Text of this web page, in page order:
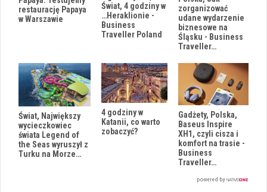
restaurację Papaya
w Warszawie
Świat, 4 godziny w
…Heraklionie -
Business
Traveller Poland
zorganizować
udane wydarzenie
biznesowe na
Śląsku - Business
Traveller…
Świat, Największy
wycieczkowiec
świata Legend of
the Seas wyruszył z
Turku na Morze…
4 godziny w
Katanii, co warto
zobaczyć?
Gadżety, Polska,
Baseus Inspire
XH1, czyli cisza i
komfort na trasie -
Business
Traveller…